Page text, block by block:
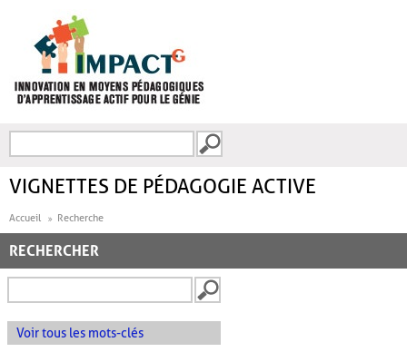
FORMULAIRE DE
VIGNETTES DE PÉDAGOGIE ACTIVE
Accueil Recherche
RECHERCHER
Voir tous les mots-clés